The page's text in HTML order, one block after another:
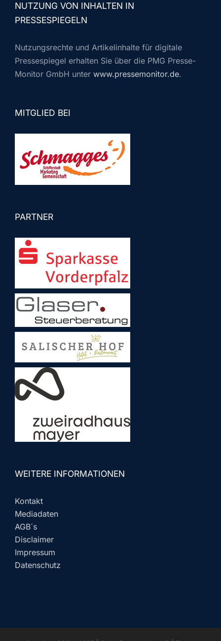
NUTZUNG VON INHALTEN IN
PRESSESPIEGELN
Nutzungsrechte und Artikelinhalte für digitale
Pressespiegel erhalten Sie über die PMG Presse-
Monitor GmbH unter www.pressemonitor.de.
MITGLIED BEI
PARTNER
WEITERE INFORMATIONEN
Kontakt
Mediadaten
AGB´s
Disclaimer
Impressum
Datenschutz